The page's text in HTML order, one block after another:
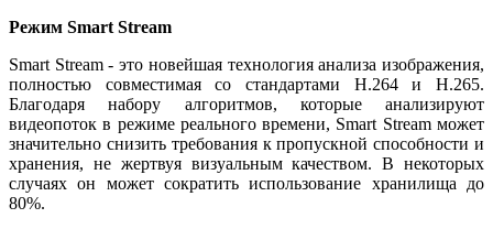
Режим Smart Stream
Smart Stream - это новейшая технология анализа изображения,
полностью совместимая со стандартами H.264 и H.265.
Благодаря набору алгоритмов, которые анализируют
видеопоток в режиме реального времени, Smart Stream может
значительно снизить требования к пропускной способности и
хранения, не жертвуя визуальным качеством. В некоторых
случаях он может сократить использование хранилища до
80%.